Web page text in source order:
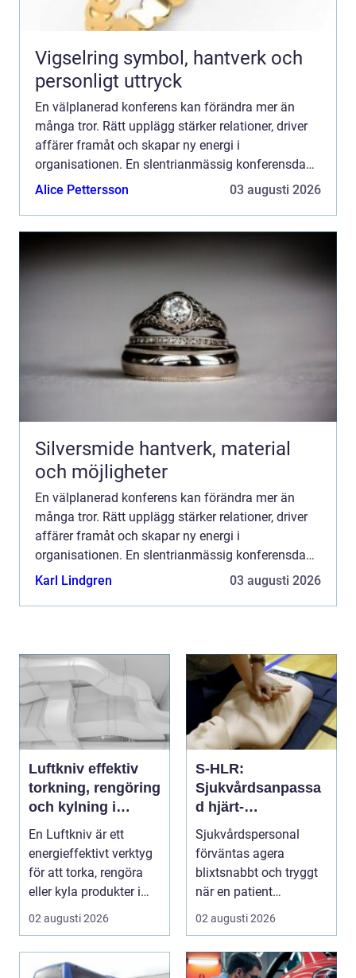
Vigselring symbol, hantverk och
personligt uttryck
En välplanerad konferens kan förändra mer än
många tror. Rätt upplägg stärker relationer, driver
affärer framåt och skapar ny energi i
organisationen. En slentrianmässig konferensdag
kan dä...
Alice Pettersson 03 augusti 2026
Silversmide hantverk, material
och möjligheter
En välplanerad konferens kan förändra mer än
många tror. Rätt upplägg stärker relationer, driver
affärer framåt och skapar ny energi i
organisationen. En slentrianmässig konferensdag
kan dä...
Karl Lindgren 03 augusti 2026
Luftkniv effektiv
torkning, rengöring
och kylning i
modern industri
En Luftkniv är ett
energieffektivt verktyg
för att torka, rengöra
eller kyla produkter i
rörelse. Te...
02 augusti 2026
S-HLR:
Sjukvårdsanpassa
d hjärt-
lungräddning som
räddar liv
Sjukvårdspersonal
förväntas agera
blixtsnabbt och tryggt
när en patient
drabbas...
02 augusti 2026